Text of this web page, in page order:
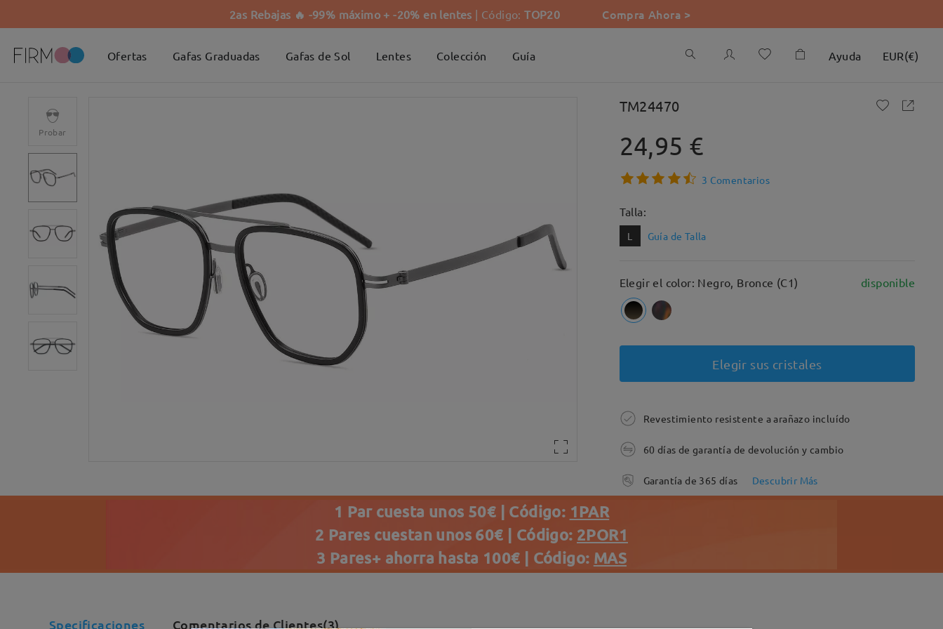
2as Rebajas 🔥 -99% máximo + -20% en lentes | Código:TOP20 Compra Ahora >
Ofertas Gafas Graduadas Gafas de Sol Lentes Colección Guía Ayuda EUR(€)
Probar
TM24470
24,95 €
3 Comentarios
Talla:
L Guía de Talla
Elegir el color: Negro, Bronce (C1) disponible
Elegir sus cristales
Revestimiento resistente a arañazo incluído
60 días de garantía de devolución y cambio
Garantía de 365 días Descubrir Más
1 Par cuesta unos 50€ | Código: 1PAR
2 Pares cuestan unos 60€ | Código: 2POR1
3 Pares+ ahorra hasta 100€ | Código: MAS
Specificaciones Comentarios de Clientes(3)